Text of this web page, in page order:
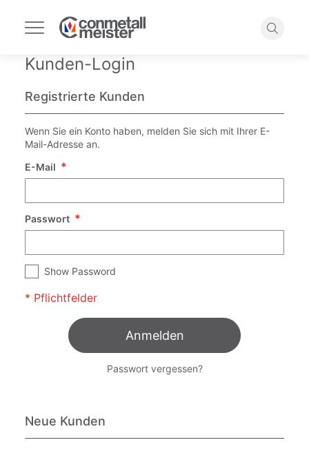
Navigation
umschalten
Suche
Kunden-Login
Registrierte Kunden
Wenn Sie ein Konto haben, melden Sie sich mit Ihrer E-
Mail-Adresse an.
E-Mail
Passwort
Show Password
Anmelden
Passwort vergessen?
Neue Kunden